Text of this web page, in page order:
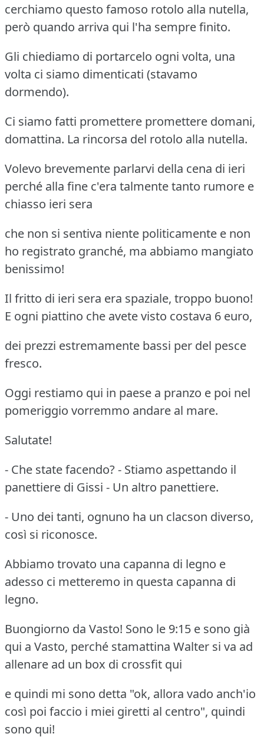
cerchiamo questo famoso rotolo alla nutella,
però quando arriva qui l'ha sempre finito.
Gli chiediamo di portarcelo ogni volta, una
volta ci siamo dimenticati (stavamo
dormendo).
Ci siamo fatti promettere promettere domani,
domattina. La rincorsa del rotolo alla nutella.
Volevo brevemente parlarvi della cena di ieri
perché alla fine c'era talmente tanto rumore e
chiasso ieri sera
che non si sentiva niente politicamente e non
ho registrato granché, ma abbiamo mangiato
benissimo!
Il fritto di ieri sera era spaziale, troppo buono!
E ogni piattino che avete visto costava 6 euro,
dei prezzi estremamente bassi per del pesce
fresco.
Oggi restiamo qui in paese a pranzo e poi nel
pomeriggio vorremmo andare al mare.
Salutate!
- Che state facendo? - Stiamo aspettando il
panettiere di Gissi - Un altro panettiere.
- Uno dei tanti, ognuno ha un clacson diverso,
così si riconosce.
Abbiamo trovato una capanna di legno e
adesso ci metteremo in questa capanna di
legno.
Buongiorno da Vasto! Sono le 9:15 e sono già
qui a Vasto, perché stamattina Walter si va ad
allenare ad un box di crossfit qui
e quindi mi sono detta "ok, allora vado anch'io
così poi faccio i miei giretti al centro", quindi
sono qui!